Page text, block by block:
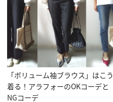
「ボリューム袖ブラウス」はこう
着る！アラフォーのOKコーデと
NGコーデ